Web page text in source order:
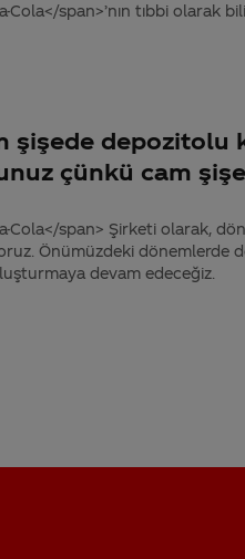
span>’nın tıbbi olarak
şişede depozitolu
çünkü cam
Cola</span> Şirketi olarak,
Önümüzdeki dönemlerde
devam edeceğiz.